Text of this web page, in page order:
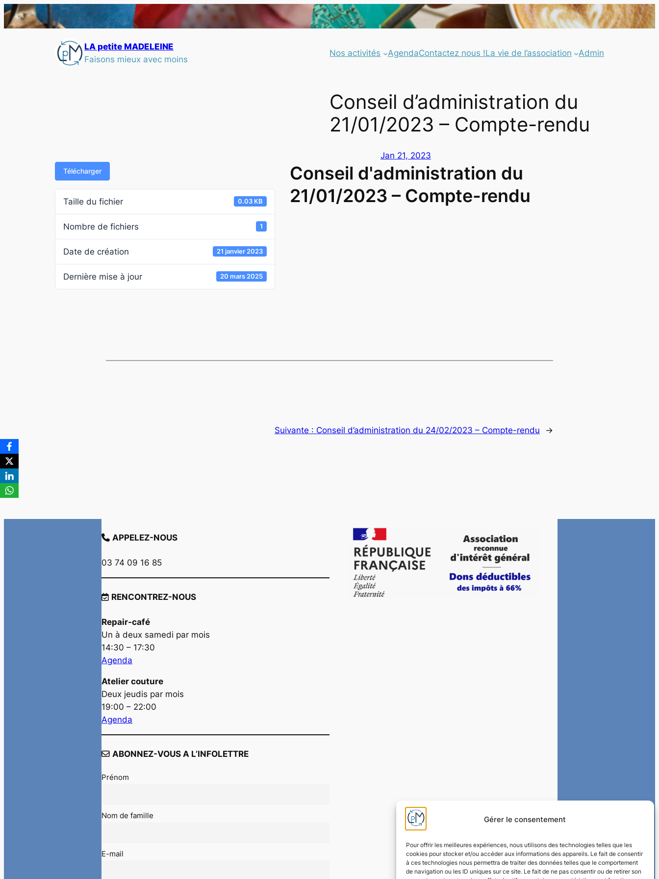
Gérer le consentement
Pour offrir les meilleures expériences, nous utilisons des technologies telles que les
cookies pour stocker et/ou accéder aux informations des appareils. Le fait de consentir
à ces technologies nous permettra de traiter des données telles que le comportement
de navigation ou les ID uniques sur ce site. Le fait de ne pas consentir ou de retirer son
LA petite MADELEINE
Faisons mieux avec moins
Nos activités AgendaContactez nous !La vie de l’association Admin
Conseil d’administration du
21/01/2023 – Compte-rendu
Jan 21, 2023
Télécharger
Taille du fichier 0.03 KB
Nombre de fichiers 1
Date de création 21 janvier 2023
Dernière mise à jour 20 mars 2025
Conseil d'administration du
21/01/2023 – Compte-rendu
Suivante : Conseil d’administration du 24/02/2023 – Compte-rendu →
APPELEZ-NOUS
03 74 09 16 85
RENCONTREZ-NOUS
Repair-café
Un à deux samedi par mois
14:30 – 17:30
Agenda
Atelier couture
Deux jeudis par mois
19:00 – 22:00
Agenda
ABONNEZ-VOUS A L’INFOLETTRE
Prénom
Nom de famille
E-mail